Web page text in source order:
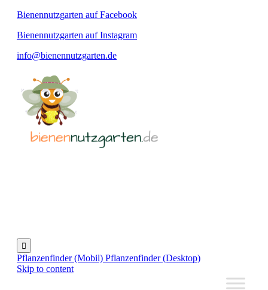
Bienennutzgarten auf Facebook
Bienennutzgarten auf Instagram
info@bienennutzgarten.de

Pflanzenfinder (Mobil) Pflanzenfinder (Desktop)
Skip to content